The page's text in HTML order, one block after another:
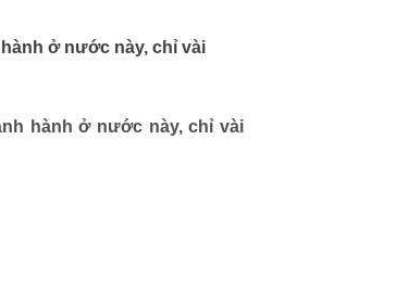
ở nước này, chỉ vài
hành ở nước này, chỉ vài